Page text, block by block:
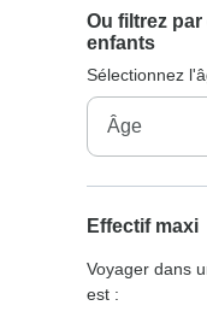
Ou filtrez
enfants
Sélectionnez
Effectif maxi
Voyager dans
est :